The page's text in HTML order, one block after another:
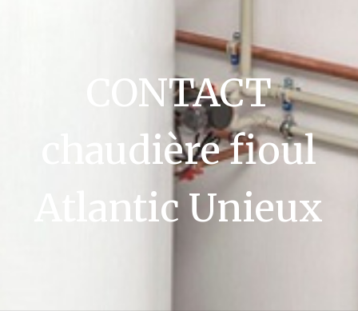
CONTACT
chaudière fioul
Atlantic Unieux